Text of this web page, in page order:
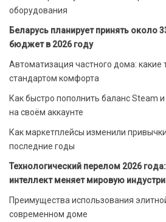
оборудования
Беларусь планирует принять около
бюджет в 2026 году
Автоматизация частного дома: какие
стандартом комфорта
Как быстро пополнить баланс Steam
на своём аккаунте
Как маркетплейсы изменили
последние годы
Технологический перелом 2026
интеллект меняет мировую
Преимущества использования
современном доме